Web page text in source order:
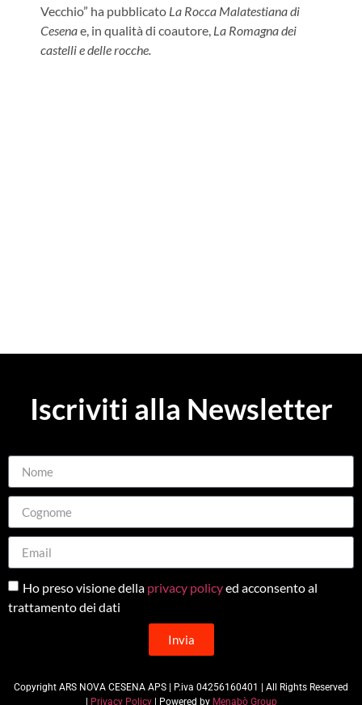
Vecchio” ha pubblicato La Rocca Malatestiana di
Cesenae, in qualità di coautore, La Romagna dei
castelli e delle rocche.
Iscriviti alla Newsletter
Ho preso visione della privacy policyed acconsento al
trattamento dei dati
Invia
Copyright ARS NOVA CESENA APS | P.iva 04256160401 | All Rights Reserved
Privacy Policy| Powered by Menabò Group